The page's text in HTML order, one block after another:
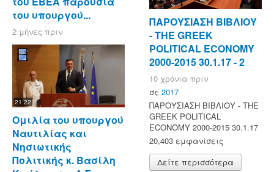
του υπουργού...
2 μήνες πριν
21:22
Ομιλία του υπουργού
Ναυτιλίας και
Νησιωτικής
Πολιτικής κ. Βασίλη
ΠΑΡΟΥΣΙΑΣΗ ΒΙΒΛΙΟΥ
- ΤΗΕ GREEK
POLITICAL ECONOMY
2000-2015 30.1.17 - 2
10 χρόνια πριν
σε 2017
ΠΑΡΟΥΣΙΑΣΗ ΒΙΒΛΙΟΥ - ΤΗΕ
GREEK POLITICAL
ECONOMY 2000-2015 30.1.17
20,403 εμφανίσεις
Δείτε περισσότερα